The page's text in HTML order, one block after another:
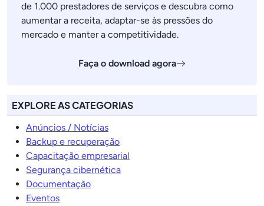
de 1.000 prestadores de serviços e descubra como
aumentar a receita, adaptar-se às pressões do
mercado e manter a competitividade.
Faça o download agora
EXPLORE AS CATEGORIAS
Anúncios / Notícias
Backup e recuperação
Capacitação empresarial
Segurança cibernética
Documentação
Eventos